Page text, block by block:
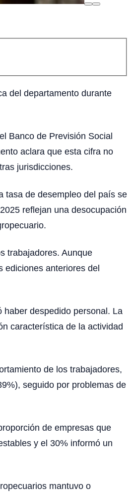
del departamento durante
Banco de Previsión Social
aclara que esta cifra no
jurisdicciones.
tasa de desempleo del país se
reflejan una desocupación
trabajadores. Aunque
ediciones anteriores del
haber despedido personal. La
característica de la actividad
de los trabajadores,
seguido por problemas de
de empresas que
y el 30% informó un
mantuvo o